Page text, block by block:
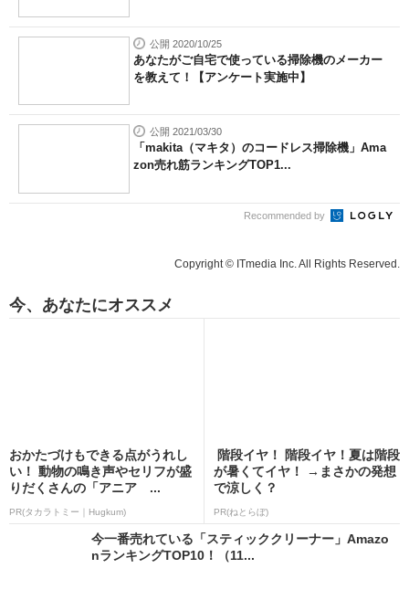
公開 2020/10/25
あなたがご自宅で使っている掃除機のメーカー
を教えて！【アンケート実施中】
公開 2021/03/30
「makita（マキタ）のコードレス掃除機」Ama
zon売れ筋ランキングTOP1...
Recommended by
Copyright © ITmedia Inc. All Rights Reserved.
今、あなたにオススメ
おかたづけもできる点がうれし
い！ 動物の鳴き声やセリフが盛
りだくさんの「アニア ...
PR(タカラトミー｜Hugkum)
階段イヤ！ 階段イヤ！夏は階段
が暑くてイヤ！ →まさかの発想
で涼しく？
PR(ねとらぼ)
今一番売れている「スティッククリーナー」Amazo
nランキングTOP10！（11...